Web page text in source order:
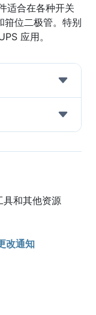
适合在各种开关
箝位二极管。特别
应用。
具和其他资源
改通知